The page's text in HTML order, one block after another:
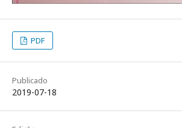
PDF
Publicado
2019-07-18